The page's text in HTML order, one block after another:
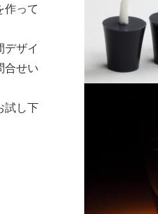
作って
デザイ
合せい
試し下